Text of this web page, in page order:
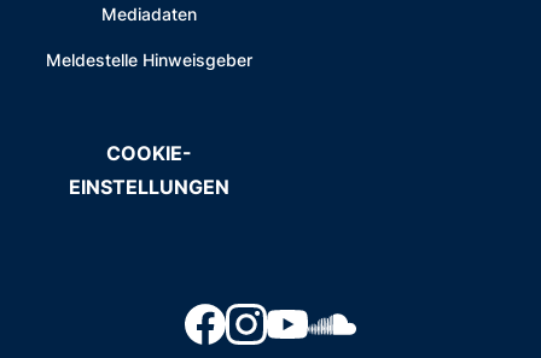
Mediadaten
Meldestelle Hinweisgeber
COOKIE-
EINSTELLUNGEN